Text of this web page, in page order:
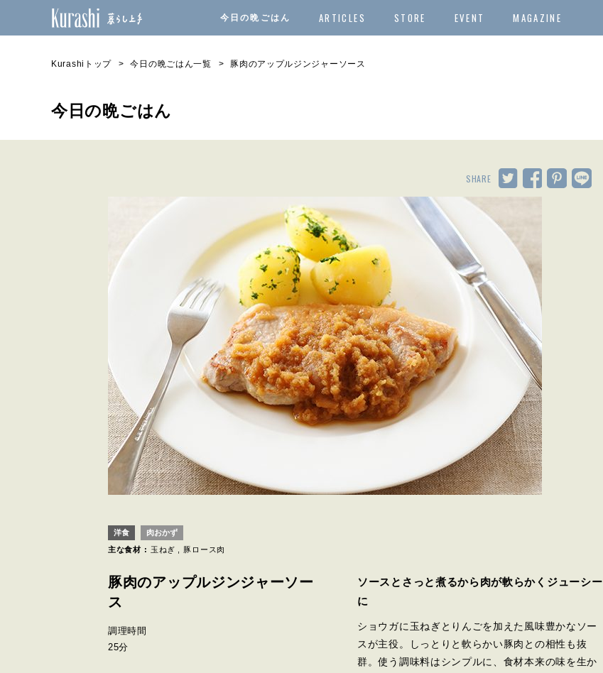
今日の晩ごはん ARTICLES STORE EVENT MAGAZINE
Kurashiトップ 今日の晩ごはん一覧 豚肉のアップルジンジャーソース
今日の晩ごはん
SHARE
洋食
肉おかず
主な食材 : 玉ねぎ 豚ロース肉
豚肉のアップルジンジャーソー
ス
調理時間
25分
ソースとさっと煮るから肉が軟らかくジューシー
に
ショウガに玉ねぎとりんごを加えた風味豊かなソー
スが主役。しっとりと軟らかい豚肉との相性も抜
群。使う調味料はシンプルに、食材本来の味を生か